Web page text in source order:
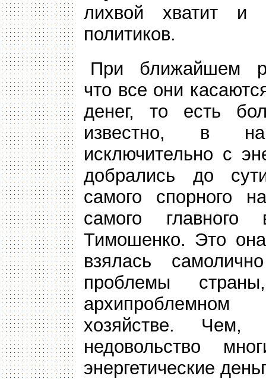
лихвой хватит
политиков.
При ближайшем
что все они
денег, то есть
известно, в
исключительно с
добрались до
самого спорного
самого
Тимошенко. Это
взялась
проблемы
архипроблемном
хозяйстве. Чем,
недовольство
энергетические